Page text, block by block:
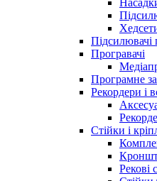
Підсилювачі
Програвачі
Програмне
Рекордери і
Стійки і
Рекові